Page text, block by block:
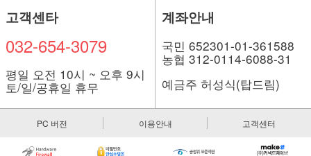
고객센타
032-654-3079
평일 오전 10시 ~ 오후 9시
토/일/공휴일 휴무
계좌안내
국민 652301-01-361588
농협 312-0114-6088-31
예금주 허성식(탑드림)
PC 버전 이용안내 고객센터